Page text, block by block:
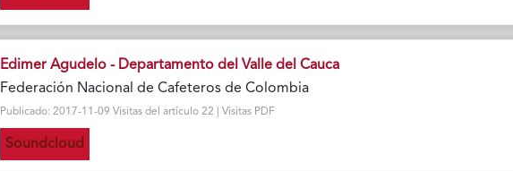
Edimer Agudelo - Departamento del Valle del Cauca
Federación Nacional de Cafeteros de Colombia
Publicado: 2017-11-09 Visitas del artículo 22 | Visitas PDF
Soundcloud